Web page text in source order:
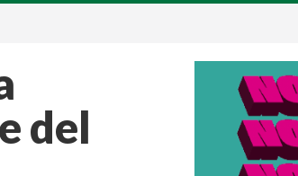
del